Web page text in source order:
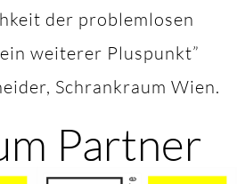
der problemlosen
weiterer Pluspunkt”
Schrankraum Wien.
Partner